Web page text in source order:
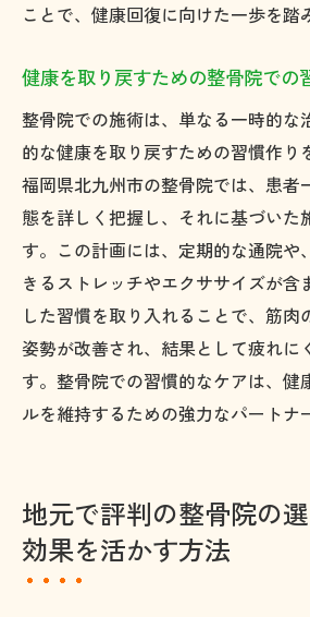
整骨院での施術が生活の質
ことで、健康回復に向けた一歩を踏
健康を取り戻すための整骨院での
整骨院での施術は、単なる一時的な
的な健康を取り戻すための習慣作り
福岡県北九州市の整骨院では、患者
態を詳しく把握し、それに基づいた
す。この計画には、定期的な通院や
きるストレッチやエクササイズが含
した習慣を取り入れることで、筋肉
姿勢が改善され、結果として疲れに
す。整骨院での習慣的なケアは、健
ルを維持するための強力なパートナ
地元で評判の整骨院の
効果を活かす方法